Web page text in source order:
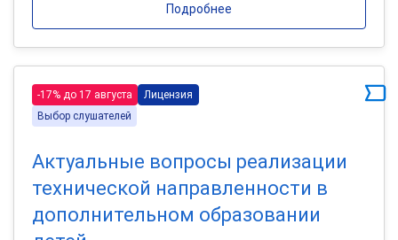
Подробнее
-17% до 17 августа
Лицензия
Выбор слушателей
Актуальные вопросы реализации
технической направленности в
дополнительном образовании